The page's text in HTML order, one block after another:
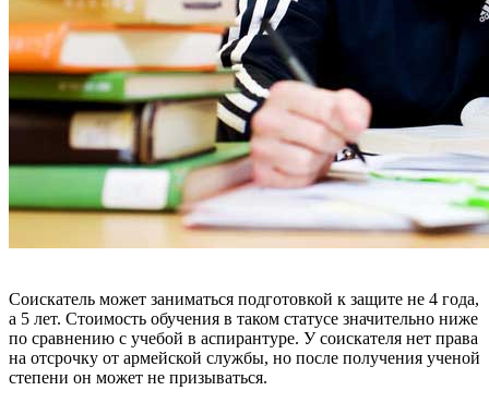
Соискатель может заниматься подготовкой к защите не 4 года,
а 5 лет. Стоимость обучения в таком статусе значительно ниже
по сравнению с учебой в аспирантуре. У соискателя нет права
на отсрочку от армейской службы, но после получения ученой
степени он может не призываться.